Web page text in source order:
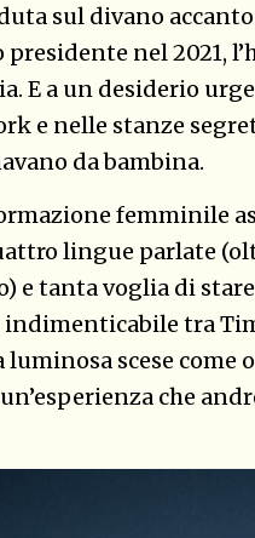
sul divano
presidente nel 2021,
E a un desiderio
e nelle stanze
da bambina.
femminile
lingue parlate
e tanta voglia di
tra
luminosa scese come
che